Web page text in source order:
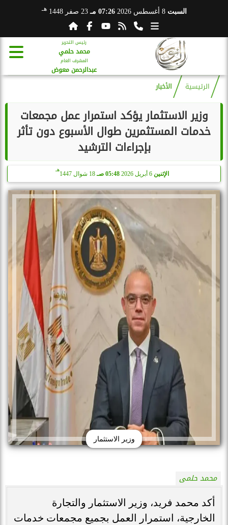
السبت 8 أغسطس 2026 07:26 مـ 23 صفر 1448 هـ
رئيس التحرير
محمد حلمي
المشرف العام
عبدالرحمن معوض
الرئيسية الأخبار
وزير الاستثمار يؤكد استمرار عمل مجمعات
خدمات المستثمرين طوال الأسبوع دون تأثر
بإجراءات الترشيد
الإثنين 6 أبريل 2026 05:48 صـ 18 شوال 1447
هـ
وزير الاستثمار
محمد حلمى
أكد محمد فريد، وزير الاستثمار والتجارة
الخارجية، استمرار العمل بجميع مجمعات خدمات